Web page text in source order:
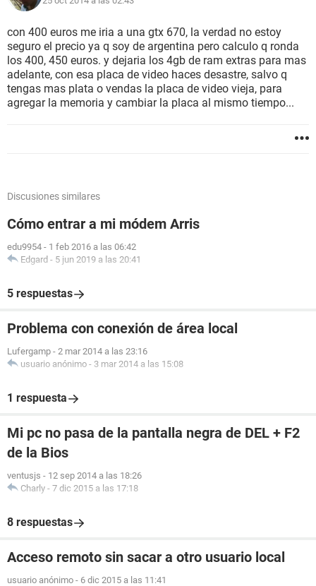
con 400 euros me iria a una gtx 670, la verdad no estoy
seguro el precio ya q soy de argentina pero calculo q ronda
los 400, 450 euros. y dejaria los 4gb de ram extras para mas
adelante, con esa placa de video haces desastre, salvo q
tengas mas plata o vendas la placa de video vieja, para
agregar la memoria y cambiar la placa al mismo tiempo...
Discusiones similares
Cómo entrar a mi módem Arris
edu9954 - 1 feb 2016 a las 06:42
Edgard - 5 jun 2019 a las 20:41
5 respuestas
Problema con conexión de área local
Lufergamp - 2 mar 2014 a las 23:16
usuario anónimo - 3 mar 2014 a las 15:08
1 respuesta
Mi pc no pasa de la pantalla negra de DEL + F2
de la Bios
ventusjs - 12 sep 2014 a las 18:26
Charly - 7 dic 2015 a las 17:18
8 respuestas
Acceso remoto sin sacar a otro usuario local
usuario anónimo - 6 dic 2015 a las 11:41